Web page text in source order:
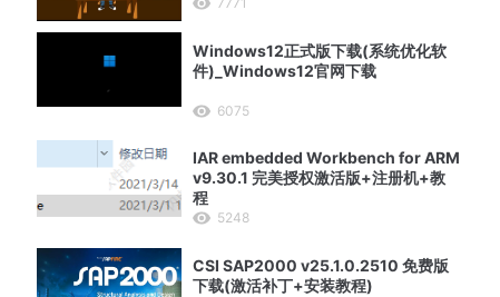
Windows12正式版下载(系统优化软
件)_Windows12官网下载
6075
IAR embedded Workbench for ARM
v9.30.1 完美授权激活版+注册机+教
程
5248
CSI SAP2000 v25.1.0.2510 免费版
下载(激活补丁+安装教程)